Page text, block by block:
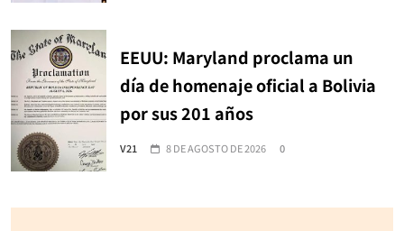
EEUU: Maryland proclama un
día de homenaje oficial a Bolivia
por sus 201 años
V21 8 DE AGOSTO DE 2026 0